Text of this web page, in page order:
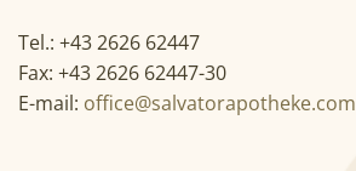
Tel.: +43 2626 62447
Fax: +43 2626 62447-30
E-mail: office@salvatorapotheke.com